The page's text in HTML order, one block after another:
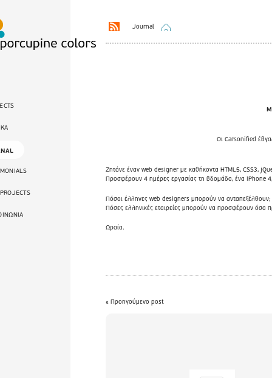
Journal
Οι Carsonified
Ζητάνε έναν web designer με καθήκοντα HTML5, CSS3,
Προσφέρουν 4 ημέρες εργασίας τη βδομάδα, ένα iPhone
Πόσοι έλληνες web designers μπορούν να ανταπεξέλθουν;
Πόσες ελληνικές εταιρείες μπορούν να προσφέρουν όσα
Ωραία.
« Προηγούμενο post